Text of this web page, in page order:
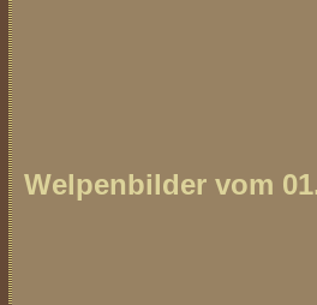
Welpenbilder vom